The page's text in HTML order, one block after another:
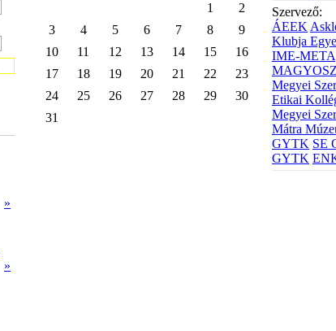
»
»
1
2
3
4 5 6 7 8
9
10
11 12 13 14 15
16
17
18 19 20 21 22
23
24
25 26 27 28 29
30
31
Szervező:
ÁEEK
Klubja
IME-META
MAGYOSZ
Megyei
Etikai
Megyei
Mátra
GYTK SE
GYTK